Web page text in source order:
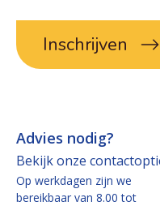
Inschrijven
Advies nodig?
Bekijk onze
Op werkdagen zijn we
bereikbaar van 8.00 tot